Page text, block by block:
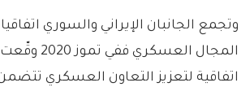
وتجمع الجانبان الإيراني والسوري
المجال
اتفاقية لتعزيز التعاون العسكري